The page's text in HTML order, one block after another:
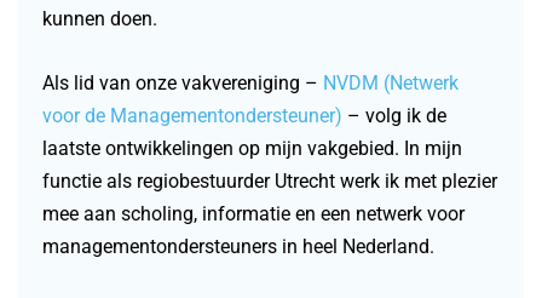
kunnen doen.
Als lid van onze vakvereniging – NVDM (Netwerk
voor de Managementondersteuner) – volg ik de
laatste ontwikkelingen op mijn vakgebied. In mijn
functie als regiobestuurder Utrecht werk ik met plezier
mee aan scholing, informatie en een netwerk voor
managementondersteuners in heel Nederland.